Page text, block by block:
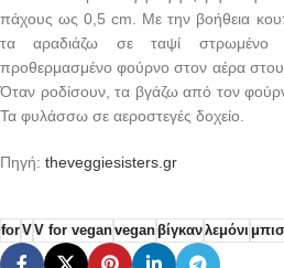
πάχους ως 0,5 cm. Με την βοήθεια
τα αραδιάζω σε ταψί
προθερμασμένο φούρνο στον αέρα
Όταν ροδίσουν, τα βγάζω από τον
Τα φυλάσσω σε αεροστεγές δοχείο.
Πηγή: theveggiesisters.gr
forVV for veganveganβίγκανλεμόνι